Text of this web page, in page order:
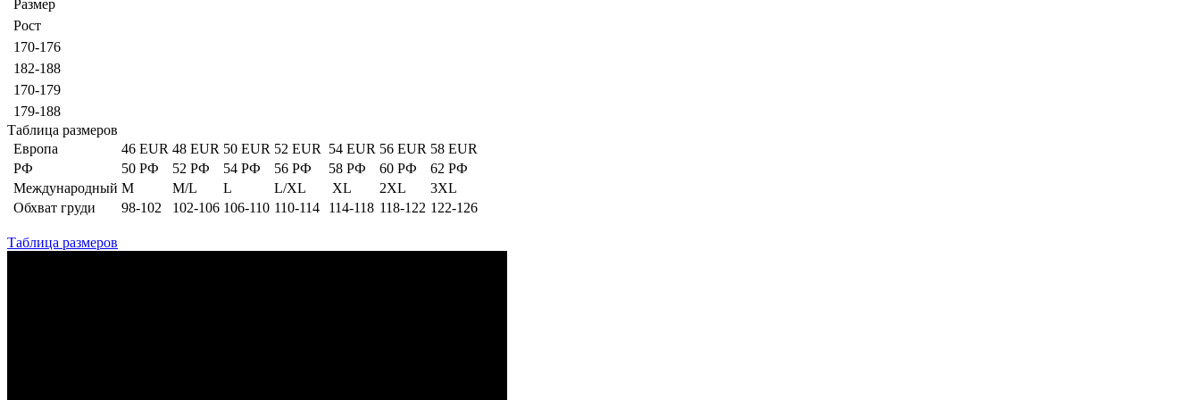
Размер
Рост
170-176
182-188
170-179
179-188
Таблица размеров
Европа
46 EUR 48 EUR 50 EUR 52 EUR 54 EUR 56 EUR 58 EUR
РФ
50 РФ 52 РФ 54 РФ 56 РФ 58 РФ 60 РФ
62 РФ
Международный M M/L L L/XL XL 2XL
3XL
Обхват груди
98-102 102-106 106-110 110-114 114-118 118-122 122-126
Таблица размеров